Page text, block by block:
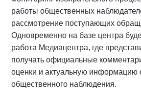
работы общественных
рассмотрение поступающих
Одновременно на базе центра
работа Медиацентра, где
получать официальные
оценки и актуальную информацию
общественного наблюдения.